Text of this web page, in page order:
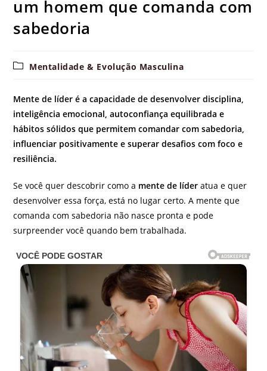
um homem que comanda com
sabedoria
Categoria
Mentalidade & Evolução Masculina
Mente de líder é a capacidade de desenvolver disciplina,
inteligência emocional, autoconfiança equilibrada e
hábitos sólidos que permitem comandar com sabedoria,
influenciar positivamente e superar desafios com foco e
resiliência.
Se você quer descobrir como a mente de líder atua e quer
desenvolver essa força, está no lugar certo. A mente que
comanda com sabedoria não nasce pronta e pode
surpreender você quando bem trabalhada.